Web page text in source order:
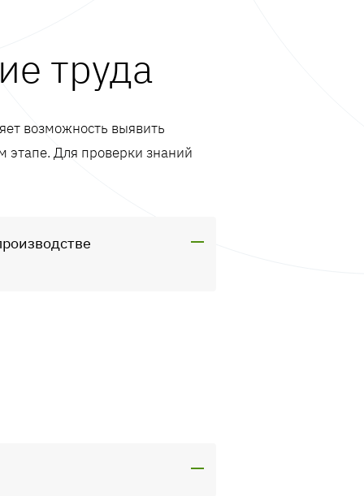
труда
возможность выявить
этапе. Для проверки знаний